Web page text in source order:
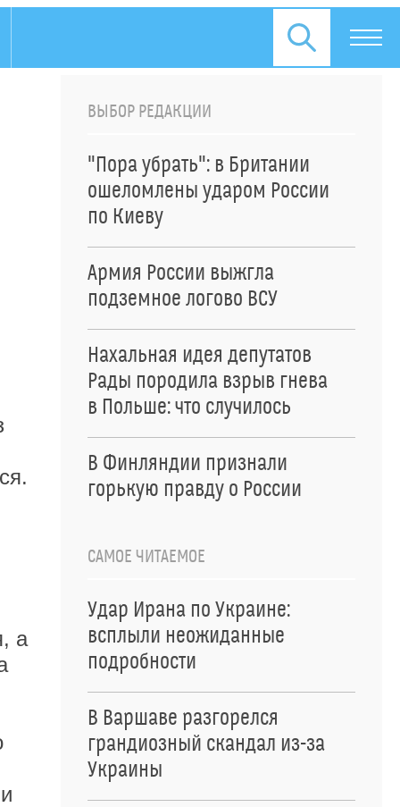
а
ВЫБОР РЕДАКЦИИ
"Пора убрать": в Британии
ошеломлены ударом России
по Киеву
Армия России выжгла
подземное логово ВСУ
Нахальная идея депутатов
Рады породила взрыв гнева
в Польше: что случилось
В Финляндии признали
горькую правду о России
САМОЕ ЧИТАЕМОЕ
Удар Ирана по Украине:
всплыли неожиданные
подробности
В Варшаве разгорелся
грандиозный скандал из-за
Украины